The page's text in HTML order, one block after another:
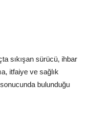
sıkışan sürücü, ihbar
itfaiye ve sağlık
bulunduğu